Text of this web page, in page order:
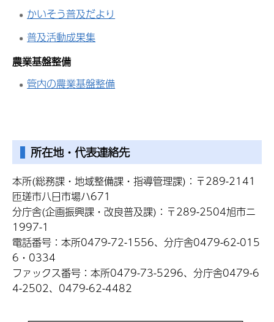
かいそう普及だより
普及活動成果集
農業基盤整備
管内の農業基盤整備
所在地・代表連絡先
本所(総務課・地域整備課・指導管理課)：〒289-2141
匝瑳市八日市場ハ671
分庁舎(企画振興課・改良普及課)：〒289-2504旭市ニ
1997-1
電話番号：本所0479-72-1556、分庁舎0479-62-015
6・0334
ファックス番号：本所0479-73-5296、分庁舎0479-6
4-2502、0479-62-4482